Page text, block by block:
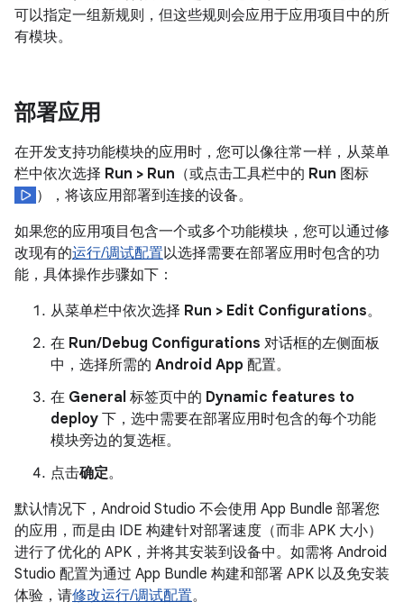
可以指定一组新规则，但这些规则会应用于应用项目中的所
有模块。
部署应用
在开发支持功能模块的应用时，您可以像往常一样，从菜单
栏中依次选择 Run > Run （或点击工具栏中的 Run 图标
），将该应用部署到连接的设备。
如果您的应用项目包含一个或多个功能模块，您可以通过修
改现有的运行/调试配置以选择需要在部署应用时包含的功
能，具体操作步骤如下：
从菜单栏中依次选择 Run > Edit Configurations。
在 Run/Debug Configurations 对话框的左侧面板
中，选择所需的 Android App 配置。
在 General 标签页中的 Dynamic features to
deploy 下，选中需要在部署应用时包含的每个功能
模块旁边的复选框。
点击确定。
默认情况下，Android Studio 不会使用 App Bundle 部署您
的应用，而是由 IDE 构建针对部署速度（而非 APK 大小）
进行了优化的 APK，并将其安装到设备中。如需将 Android
Studio 配置为通过 App Bundle 构建和部署 APK 以及免安装
体验，请修改运行/调试配置。